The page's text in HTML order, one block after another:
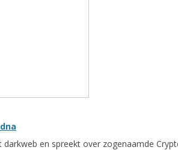
en spreekt over zogenaamde